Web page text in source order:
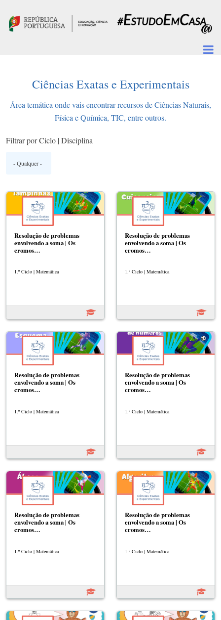
Ciências Exatas e Experimentais
Área temática onde vais encontrar recursos de Ciências Naturais,
Física e Química, TIC, entre outros.
Filtrar por Ciclo | Disciplina
Resolução de problemas
envolvendo a soma | Os
cromos…
1.º Ciclo | Matemática
Resolução de problemas
envolvendo a soma | Os
cromos…
1.º Ciclo | Matemática
Resolução de problemas
envolvendo a soma | Os
cromos…
1.º Ciclo | Matemática
Resolução de problemas
envolvendo a soma | Os
cromos…
1.º Ciclo | Matemática
Resolução de problemas
envolvendo a soma | Os
cromos…
1.º Ciclo | Matemática
Resolução de problemas
envolvendo a soma | Os
cromos…
1.º Ciclo | Matemática